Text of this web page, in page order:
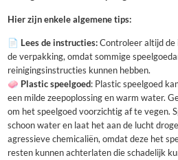
Hier zijn enkele algemene tips:
📄 Lees de instructies:Controleer altijd de
de verpakking, omdat sommige
reinigingsinstructies kunnen hebben.
🧼 Plastic speelgoed : Plastic speelgoed
een milde zeepoplossing en warm water.
om het speelgoed voorzichtig af te vegen.
schoon water en laat het aan de lucht
agressieve chemicaliën, omdat deze het
resten kunnen achterlaten die schadelijk